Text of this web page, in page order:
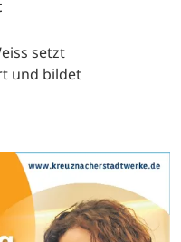
setzt
und bildet